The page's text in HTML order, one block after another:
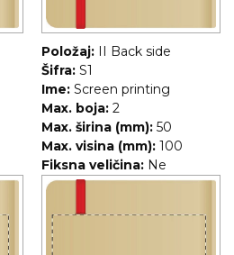
Položaj:
II Back side
Šifra: S1
Ime: Screen printing
Max. boja: 2
Max. širina (mm): 50
Max. visina (mm): 100
Fiksna veličina: Ne